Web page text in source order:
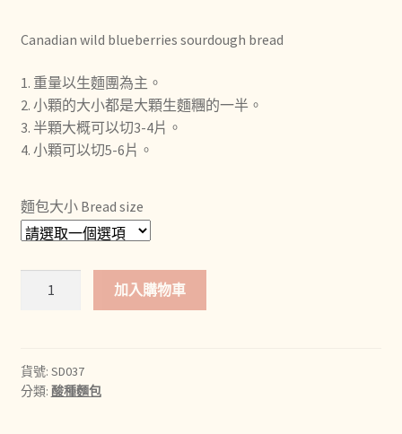
範
NT$140
Canadian wild blueberries sourdough bread
1. 重量以生麵團為主。
2. 小顆的大小都是大顆生麵糰的一半。
3. 半顆大概可以切3-4片。
4. 小顆可以切5-6片。
麵包大小 Bread size
酸
種
加入購物車
貨號: SD037
分類: 酸種麵包